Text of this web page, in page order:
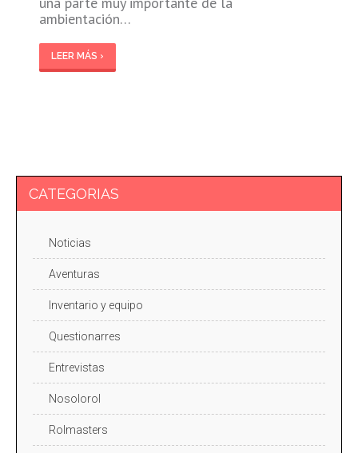
ambientación…
LEER MÁS ›
CATEGORIAS
Noticias
Aventuras
Inventario y equipo
Questionarres
Entrevistas
Nosolorol
Rolmasters